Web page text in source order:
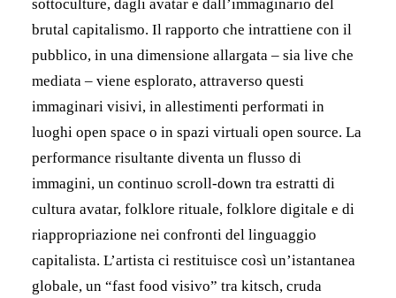
sottoculture, dagli avatar e dall’immaginario del
brutal capitalismo. Il rapporto che intrattiene con il
pubblico, in una dimensione allargata – sia live che
mediata – viene esplorato, attraverso questi
immaginari visivi, in allestimenti performati in
luoghi open space o in spazi virtuali open source. La
performance risultante diventa un flusso di
immagini, un continuo scroll-down tra estratti di
cultura avatar, folklore rituale, folklore digitale e di
riappropriazione nei confronti del linguaggio
capitalista. L’artista ci restituisce così un’istantanea
globale, un “fast food visivo” tra kitsch, cruda